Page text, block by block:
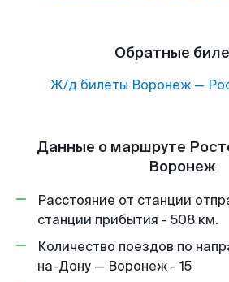
Обратные
Ж/д билеты Воронеж—
Данные о маршруте
Воронеж
Расстояние от станции
станции прибытия - 508 км.
Количество поездов по
на-Дону — Воронеж - 15